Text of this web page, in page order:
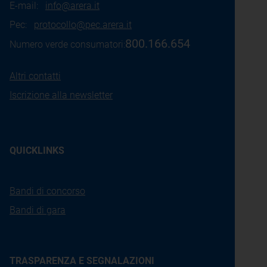
E-mail: info@arera.it
Pec: protocollo@pec.arera.it
Numero verde consumatori:800.166.654
Altri contatti
Iscrizione alla newsletter
QUICKLINKS
Bandi di concorso
Bandi di gara
TRASPARENZA E SEGNALAZIONI